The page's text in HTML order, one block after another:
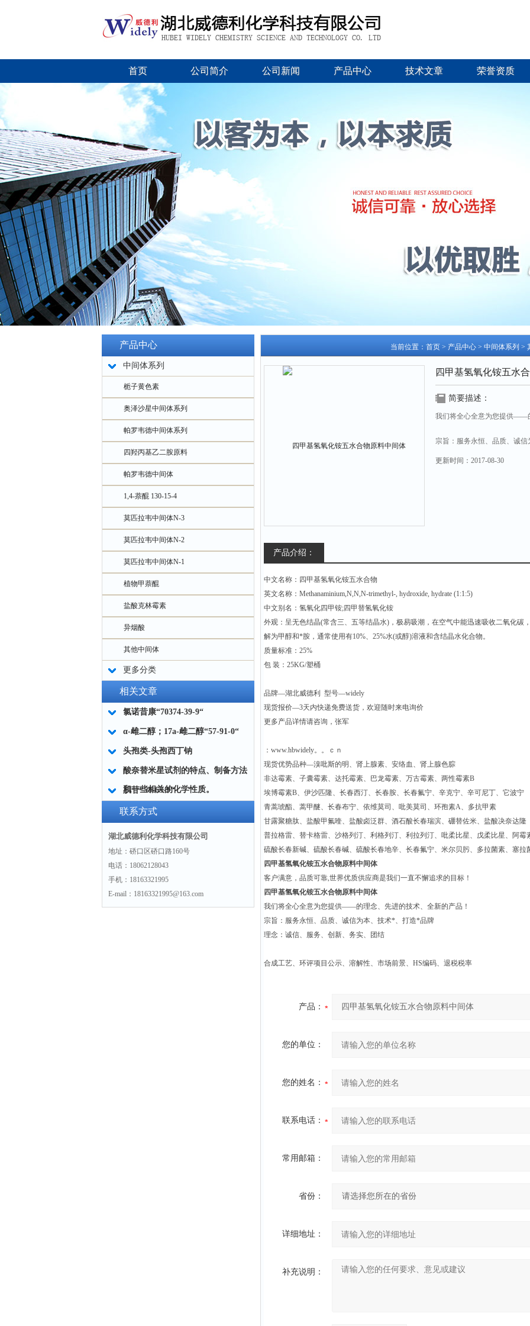
首页 公司简介 公司新闻 产品中心 技术文章 荣誉资质
产品中心
中间体系列
栀子黄色素
奥泽沙星中间体系列
帕罗韦德中间体系列
四羟丙基乙二胺原料
帕罗韦德中间体
1,4-萘醌 130-15-4
莫匹拉韦中间体N-3
莫匹拉韦中间体N-2
莫匹拉韦中间体N-1
植物甲萘醌
盐酸克林霉素
异烟酸
其他中间体
更多分类
相关文章
氯诺昔康“70374-39-9“
α-雌二醇；17a-雌二醇“57-91-0“
头孢类-头孢西丁钠
酸奈替米星试剂的特点、制备方法
和一些相关的化学性质。
肌苷“58-63-9“
联系方式
湖北威德利化学科技有限公司
地址：硚口区硚口路160号
电话：18062128043
手机：18163321995
E-mail：18163321995@163.com
当前位置： 首页 > 产品中心 > 中间体系列 >
四甲基氢氧化铵五水
简要描述：
我们将全心全意为您提供——
宗旨：服务永恒、品质、诚
四甲基氢氧化铵五水合物原料
更新时间： 2017-08-30
产品介绍：
中文名称：四甲基氢氧化铵五水合物
英文名称：Methanaminium,N,N,N-trimethyl-, hydroxide, hydrate (1:1:5)
中文别名：氢氧化四甲铵;四甲替氢氧化铵
外观：呈无色结晶(常含三、五等结晶水)，极易吸潮，在空气中能迅速吸收二氧化碳
解为甲醇和*胺，通常使用有10%、25%水(或醇)溶液和含结晶水化合物。
质量标准：25%
包 装：25KG/塑桶
品牌—湖北威德利 型号—widely
现货报价—3天内快递免费送货，欢迎随时来电询价
更多产品详情请咨询，张军
：www.hbwidely。。ｃｎ
现货优势品种—溴吡斯的明、肾上腺素、安络血、肾上腺色腙
非达霉素、子囊霉素、达托霉素、巴龙霉素、万古霉素、两性霉素B
埃博霉素B、伊沙匹隆、长春西汀、长春胺、长春氟宁、辛克宁、辛可尼丁、它波宁
青蒿琥酯、蒿甲醚、长春布宁、依维莫司、吡美莫司、环孢素A、多抗甲素
甘露聚糖肽、盐酸甲氟喹、盐酸卤泛群、酒石酸长春瑞滨、硼替佐米、盐酸决奈达隆
普拉格雷、替卡格雷、沙格列汀、利格列汀、利拉列汀、吡柔比星、戊柔比星、阿霉
硫酸长春新碱、硫酸长春碱、硫酸长春地辛、长春氟宁、米尔贝肟、多拉菌素、塞拉
四甲基氢氧化铵五水合物原料中间体
客户满意，品质可靠,世界优质供应商是我们一直不懈追求的目标！
四甲基氢氧化铵五水合物原料中间体
我们将全心全意为您提供——的理念、先进的技术、全新的产品！
宗旨：服务永恒、品质、诚信为本、技术*、打造*品牌
理念：诚信、服务、创新、务实、团结
合成工艺、环评项目 公示、溶解性、市场前景、HS编码、退税税率
产品：
您的单位：
您的姓名：
联系电话：
常用邮箱：
省份：
详细地址：
补充说明：